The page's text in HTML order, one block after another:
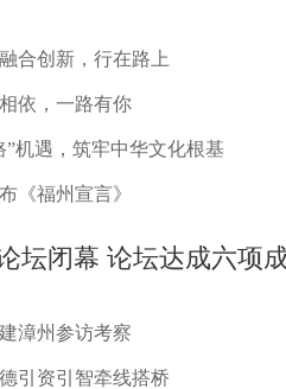
合创新，行在路上
依，一路有你
机遇，筑牢中华文化根基
《福州宣言》
坛闭幕 论坛达成六项
漳州参访考察
引资引智牵线搭桥